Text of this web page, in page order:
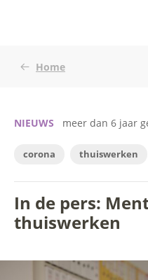
Home
NIEUWS meer dan 6 jaar
corona thuiswerken
In de pers:
thuiswerken